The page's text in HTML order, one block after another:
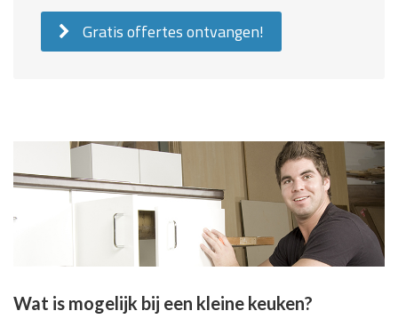
Gratis offertes ontvangen!
Wat is mogelijk bij een kleine keuken?